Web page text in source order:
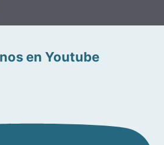
en Youtube